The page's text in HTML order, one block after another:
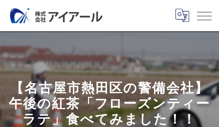
【名古屋市熱田区の警備会社】
午後の紅茶「フローズンティー
ラテ」食べてみました！！